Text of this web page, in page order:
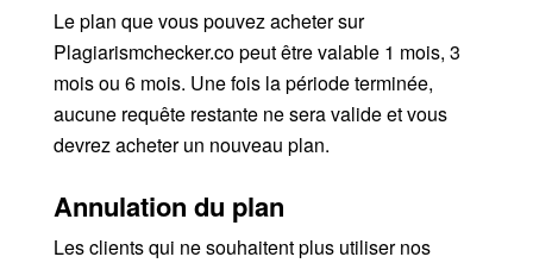
Le plan que vous pouvez acheter sur
Plagiarismchecker.co peut être valable 1 mois, 3
mois ou 6 mois. Une fois la période terminée,
aucune requête restante ne sera valide et vous
devrez acheter un nouveau plan.
Annulation du plan
Les clients qui ne souhaitent plus utiliser nos